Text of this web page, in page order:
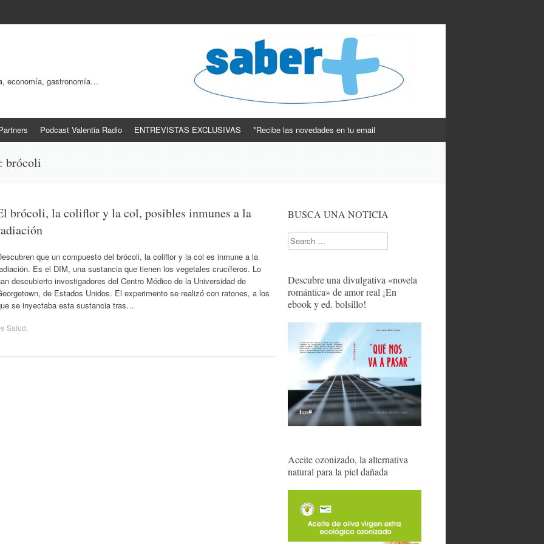
economía, gastronomía…
Podcast Valentia Radio ENTREVISTAS EXCLUSIVAS *Recibe las novedades en tu email
brócoli
brócoli, la coliflor y la col, posibles inmunes a la
que un compuesto del brócoli, la coliflor y la col es inmune a la
Es el DIM, una sustancia que tienen los vegetales crucíferos. Lo
descubierto investigadores del Centro Médico de la Universidad de
de Estados Unidos. El experimento se realizó con ratones, a los
se inyectaba esta sustancia tras…
Salud
BUSCA UNA NOTICIA
Search
Descubre una divulgativa «novela
romántica» de amor real ¡En
ebook y ed. bolsillo!
Aceite ozonizado, la alternativa
natural para la piel dañada